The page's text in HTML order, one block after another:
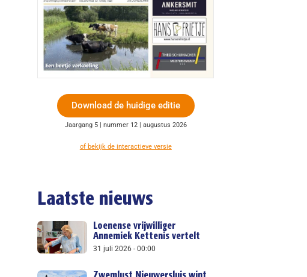
Download de huidige editie
Jaargang 5 | nummer 12 | augustus 2026
of bekijk de interactieve versie
Laatste nieuws
Loenense vrijwilliger
Annemiek Kettenis vertelt
31 juli 2026 00:00